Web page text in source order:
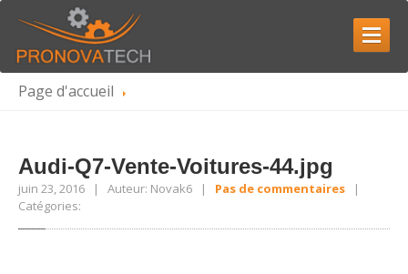
ACCUEIL
Carrière
SERVICES
Réparationde boîte de vitesses
Page d'accueil
Audi-Q7-Vente-Voitures-44.jpg
juin 23, 2016 | Auteur: Novak6 | Pas de commentaires |
Catégories: